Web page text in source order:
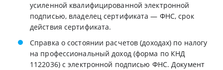
усиленной квалифицированной электронной
подписью, владелец сертификата — ФНС, срок
действия сертификата.
Справка о состоянии расчетов (доходах) по налогу
на профессиональный доход (форма по КНД
1122036) с электронной подписью ФНС. Документ